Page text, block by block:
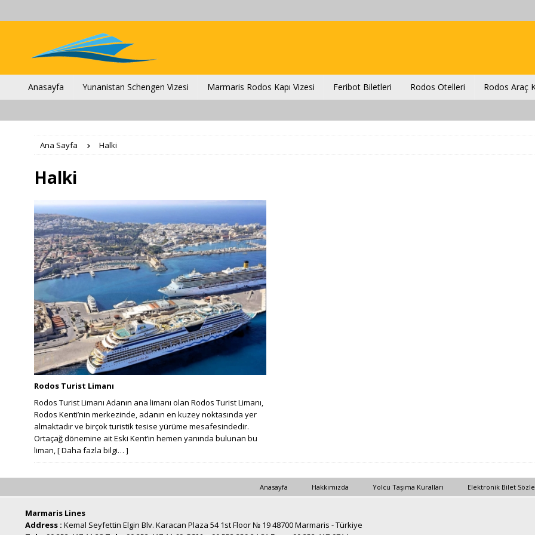
Anasayfa Yunanistan Schengen Vizesi Marmaris Rodos Kapı Vizesi Feribot Biletleri Rodos Otelleri Rodos Araç
Ana Sayfa Halki
Halki
Rodos Turist Limanı
Rodos Turist Limanı Adanın ana limanı olan Rodos Turist Limanı,
Rodos Kenti’nin merkezinde, adanın en kuzey noktasında yer
almaktadır ve birçok turistik tesise yürüme mesafesindedir.
Ortaçağ dönemine ait Eski Kent’in hemen yanında bulunan bu
liman, [ Daha fazla bilgi… ]
Anasayfa Hakkımızda Yolcu Taşıma Kuralları Elektronik Bilet
Marmaris Lines
Address : Kemal Seyfettin Elgin Blv. Karacan Plaza 54 1st Floor № 19 48700 Marmaris - Türkiye